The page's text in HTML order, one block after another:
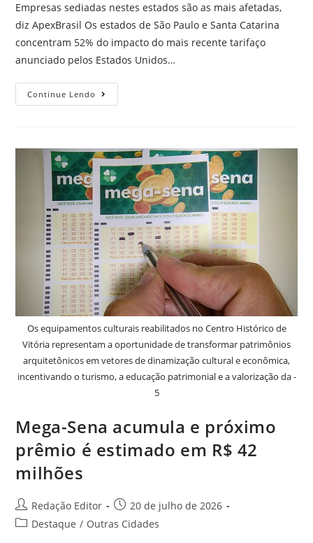
Empresas sediadas nestes estados são as mais afetadas,
diz ApexBrasil Os estados de São Paulo e Santa Catarina
concentram 52% do impacto do mais recente tarifaço
anunciado pelos Estados Unidos…
Continue Lendo
Os equipamentos culturais reabilitados no Centro Histórico de
Vitória representam a oportunidade de transformar patrimônios
arquitetônicos em vetores de dinamização cultural e econômica,
incentivando o turismo, a educação patrimonial e a valorização da -
5
Mega-Sena acumula e próximo
prêmio é estimado em R$ 42
milhões
Redação Editor
20 de julho de 2026
Destaque / Outras Cidades